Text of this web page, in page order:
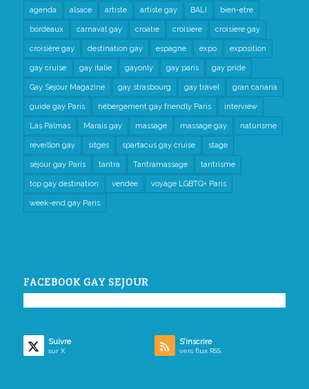
agenda alsace artiste artiste gay BALI bien-etre
bordeaux carnaval gay croatie croisiere croisiere gay
croisière gay destination gay espagne expo exposition
gay cruise gay italie gayonly gay paris gay pride
Gay Sejour Magazine gay strasbourg gay travel gran canaria
guide gay Paris hébergement gay friendly Paris interview
Las Palmas Marais gay massage massage gay naturisme
reveillon gay sitges spartacus gay cruise stage
séjour gay Paris tantra Tantramassage tantrisme
top gay destination vendée voyage LGBTQ+ Paris
week-end gay Paris
FACEBOOK GAY SEJOUR
Suivre
sur X
S’inscrire
vers flux RSS